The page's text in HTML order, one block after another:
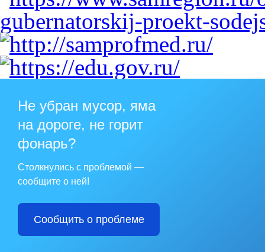
Не убран мусор, яма
на дороге, не горит
фонарь?
Столкнулись с проблемой —
сообщите о ней!
Сообщить о проблеме